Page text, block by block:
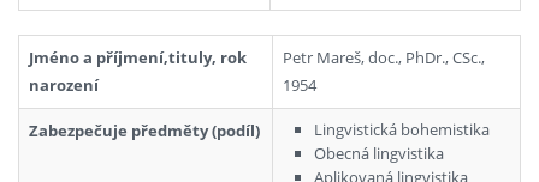
Jméno a příjmení,tituly, rok
narození
Petr Mareš, doc., PhDr., CSc.,
1954
Zabezpečuje předměty (podíl)
Lingvistická bohemistika
Obecná lingvistika
Aplikovaná lingvistika